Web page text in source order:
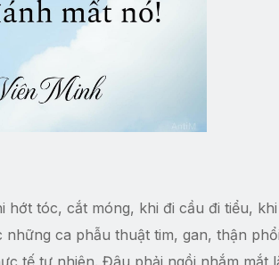
hớt tóc, cắt móng, khi đi cầu đi tiểu,
ca phẫu thuật tim, gan, thận
tế tự nhiên. Đâu phải ngồi nhắm mắt